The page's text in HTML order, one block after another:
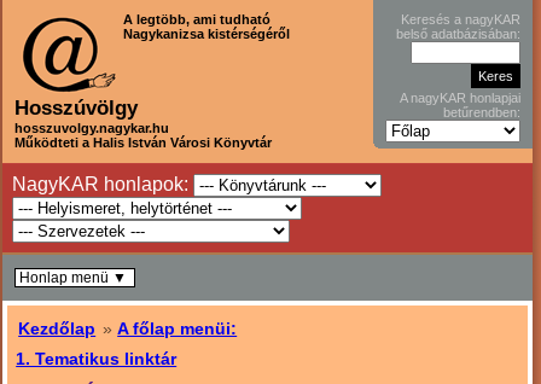
A legtöbb, ami tudható
Nagykanizsa kistérségéről
Hosszúvölgy
hosszuvolgy.nagykar.hu
Működteti a Halis István Városi Könyvtár
Keresés a nagyKAR
belső adatbázisában:
A nagyKAR honlapjai
betűrendben:
NagyKAR honlapok:
Kezdőlap »A főlap menüi:
1. Tematikus linktár
Honlap menü ▼